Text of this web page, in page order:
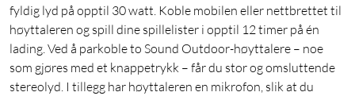
fyldig lyd på opptil 30 watt. Koble mobilen eller nettbrettet til
høyttaleren og spill dine spillelister i opptil 12 timer på én
lading. Ved å parkoble to Sound Outdoor-høyttalere – noe
som gjøres med et knappetrykk – får du stor og omsluttende
stereolyd. I tillegg har høyttaleren en mikrofon, slik at du